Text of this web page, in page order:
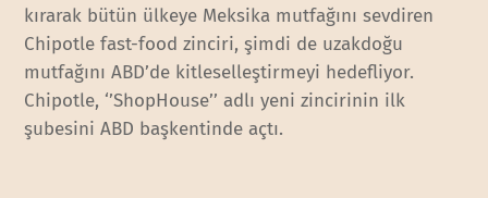
kırarak bütün ülkeye Meksika mutfağını sevdiren
Chipotle fast-food zinciri, şimdi de uzakdoğu
mutfağını ABD’de kitleselleştirmeyi hedefliyor.
Chipotle, ‘’ShopHouse’’ adlı yeni zincirinin ilk
şubesini ABD başkentinde açtı.